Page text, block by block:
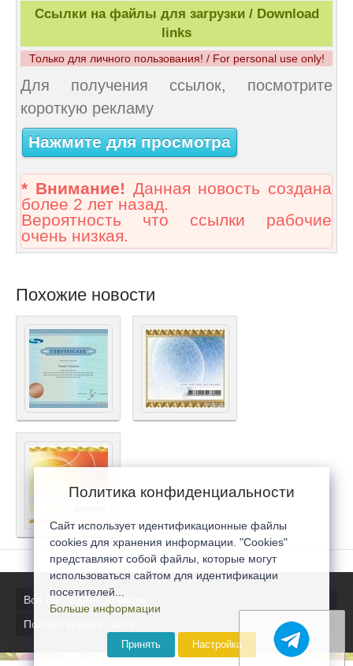
Ссылки на файлы для загрузки / Download
links
Только для личного пользования! / For personal use only!
Для получения ссылок, посмотрите
короткую рекламу
Нажмите для просмотра
* Внимание! Данная новость создана
более 2 лет назад.
Вероятность что ссылки рабочие
очень низкая.
Похожие новости
Все последние новости
Полная версия сайта
Политика конфиденциальности
Сайт использует идентификационные файлы
cookies для хранения информации. "Cookies"
представляют собой файлы, которые могут
использоваться сайтом для идентификации
посетителей...
Больше информации
Принять Настройка